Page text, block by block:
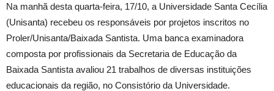
Na manhã desta quarta-feira, 17/10, a Universidade Santa Cecília
(Unisanta) recebeu os responsáveis por projetos inscritos no
Proler/Unisanta/Baixada Santista. Uma banca examinadora
composta por profissionais da Secretaria de Educação da
Baixada Santista avaliou 21 trabalhos de diversas instituições
educacionais da região, no Consistório da Universidade.